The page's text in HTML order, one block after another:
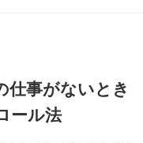
仕事がないとき
ール法